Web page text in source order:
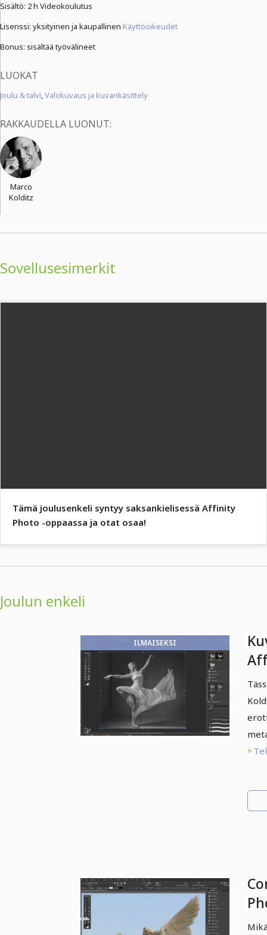
Sisältö: 2 h Videokoulutus
Lisenssi: yksityinen ja kaupallinen Käyttöoikeudet
Bonus: sisältää työvälineet
LUOKAT
Joulu & talvi,Valokuvaus ja kuvankäsittely
RAKKAUDELLA LUONUT:
Marco
Kolditz
Sovellusesimerkit
Tämä joulusenkeli syntyy saksankielisessä Affinity
Photo -oppaassa ja otat osaa!
Joulun enkeli
ILMAISEKSI
–